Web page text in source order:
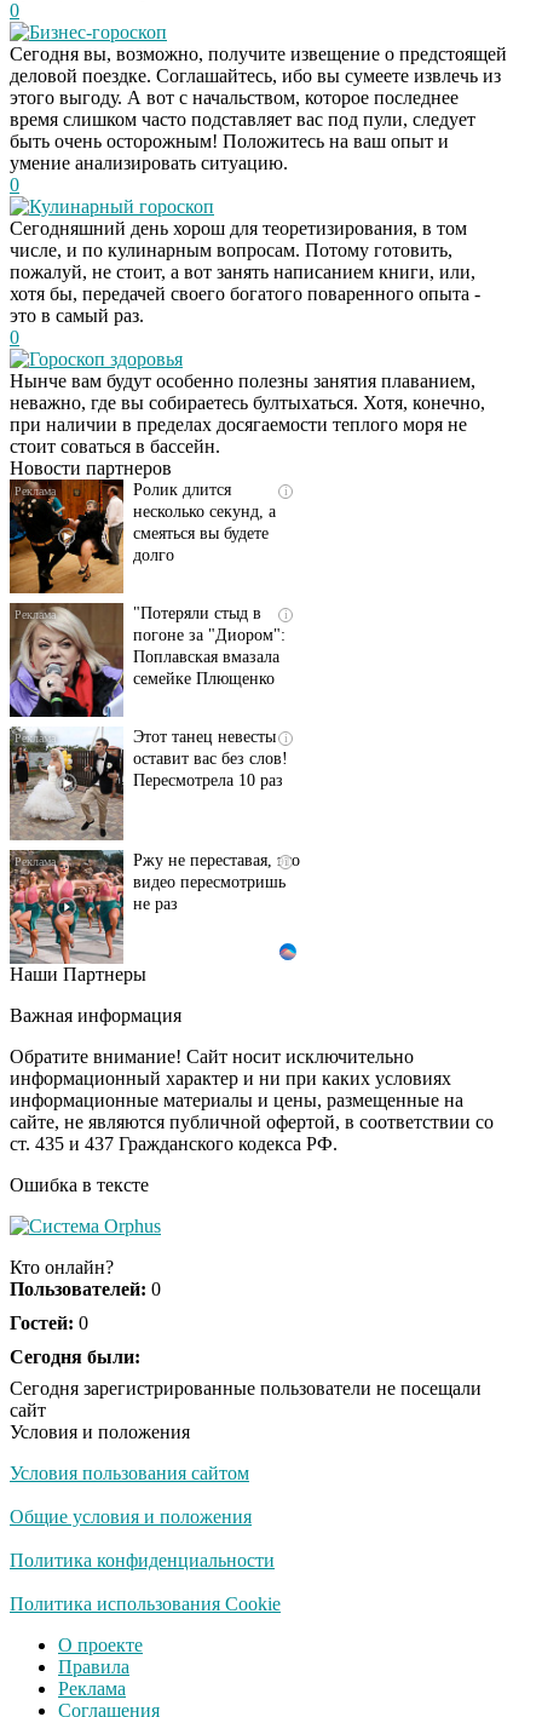
0
Бизнес-гороскоп
Сегодня вы, возможно, получите извещение о предстоящей
деловой поездке. Соглашайтесь, ибо вы сумеете извлечь из
этого выгоду. А вот с начальством, которое последнее
время слишком часто подставляет вас под пули, следует
быть очень осторожным! Положитесь на ваш опыт и
умение анализировать ситуацию.
0
Кулинарный гороскоп
Сегодняшний день хорош для теоретизирования, в том
числе, и по кулинарным вопросам. Потому готовить,
пожалуй, не стоит, а вот занять написанием книги, или,
хотя бы, передачей своего богатого поваренного опыта -
это в самый раз.
0
Гороскоп здоровья
Нынче вам будут особенно полезны занятия плаванием,
неважно, где вы собираетесь бултыхаться. Хотя, конечно,
при наличии в пределах досягаемости теплого моря не
стоит соваться в бассейн.
Новости партнеров
Скрытая камера на
пляже Крыма: Что
люди вытворяют, когда
их не видят...
i
Ролик длится
несколько секунд, а
смеяться вы будете
долго
i
"Потеряли стыд в
погоне за "Диором":
Поплавская вмазала
семейке Плющенко
i
Этот танец невесты
оставит вас без слов!
Пересмотрела 10 раз
i
Ржу не переставая, это
видео пересмотришь
не раз
Почему вы не сможете
купленный телевизор
i
Ролик из Омска: вы
будете смеяться долго
Ролик длится пару
Королева вагона
оставит равнодушным
Наши Партнеры
Важная информация
Обратите внимание! Сайт носит исключительно
информационный характер и ни при каких условиях
информационные материалы и цены, размещенные на
сайте, не являются публичной офертой, в соответствии со
ст. 435 и 437 Гражданского кодекса РФ.
Ошибка в тексте
Кто онлайн?
Пользователей: 0
Гостей: 0
Сегодня были:
Сегодня зарегистрированные пользователи не посещали
сайт
Условия и положения
Условия пользования сайтом
Общие условия и положения
Политика конфиденциальности
Политика использования Cookie
О проекте
Правила
Реклама
Соглашения